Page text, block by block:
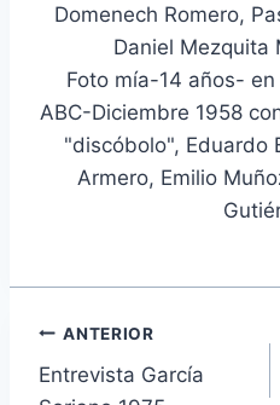
Domenech Romero,
Daniel Mezquita
Foto mía-14 años-
ABC-Diciembre 1958
"discóbolo", Eduardo
Armero, Emilio
Navegación
de
ANTERIOR
Entrevista García